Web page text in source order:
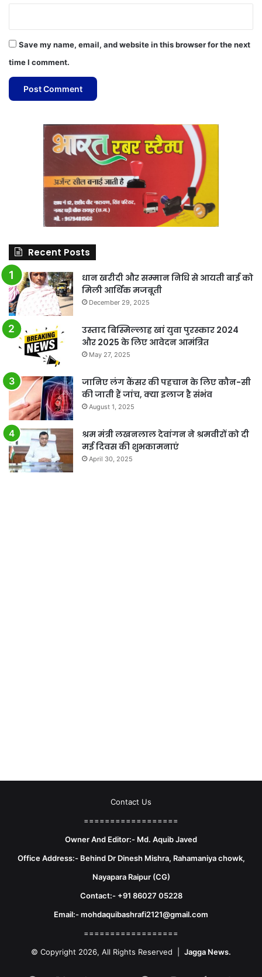
Save my name, email, and website in this browser for the next
time I comment.
Recent Posts
धान खरीदी और सम्मान निधि से आयती बाई को
मिली आर्थिक मजबूती
December 29, 2025
उस्ताद बिस्मिल्लाह खां युवा पुरस्कार 2024
और 2025 के लिए आवेदन आमंत्रित
May 27, 2025
जानिए लंग कैंसर की पहचान के लिए कौन-सी
की जाती हैं जांच, क्या इलाज है संभंव
August 1, 2025
श्रम मंत्री लखनलाल देवांगन ने श्रमवीरों को दी
मई दिवस की शुभकामनाएं
April 30, 2025
Contact Us
==================
Owner And Editor:- Md. Aquib Javed
Office Address:- Behind Dr Dinesh Mishra, Rahamaniya chowk,
Nayapara Raipur (CG)
Contact:- +91 86027 05228
Email:- mohdaquibashrafi2121@gmail.com
==================
© Copyright 2026, All Rights Reserved | Jagga News.